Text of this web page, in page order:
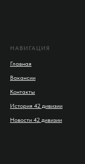
НАВИГАЦИЯ
Главная
Вакансии
Контакты
История 42 дивизии
Новости 42 дивизии